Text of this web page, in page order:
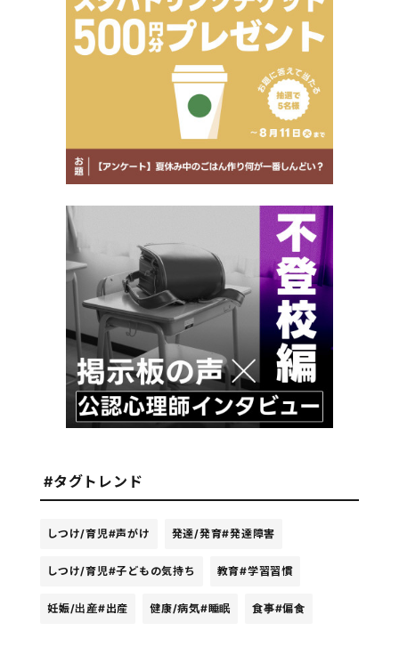
#タグトレンド
しつけ/育児#声がけ 発達/発育#発達障害
しつけ/育児#子どもの気持ち 教育#学習習慣
妊娠/出産#出産 健康/病気#睡眠 食事#偏食